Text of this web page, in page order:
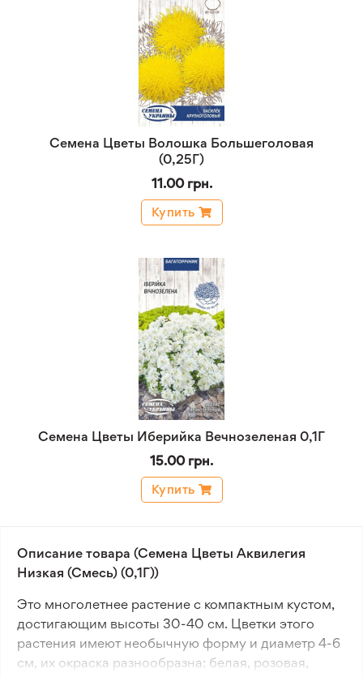
Семена Цветы Волошка Большеголовая
(0,25Г)
11.00 грн.
Купить
Семена Цветы Иберийка Вечнозеленая 0,1Г
15.00 грн.
Купить
Описание товара (Семена Цветы Аквилегия
Низкая (Смесь) (0,1Г))
Это многолетнее растение с компактным кустом,
достигающим высоты 30-40 см. Цветки этого
растения имеют необычную форму и диаметр 4-6
см, их окраска разнообразна: белая, розовая,